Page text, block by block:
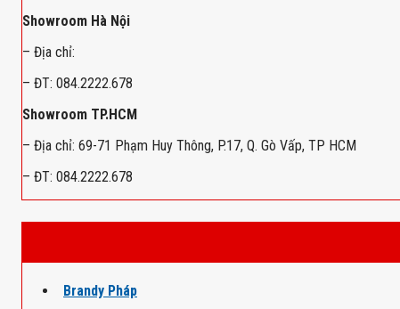
Showroom Hà Nội
– Địa chỉ:
– ĐT: 084.2222.678
Showroom TP.HCM
– Địa chỉ: 69-71 Phạm Huy Thông, P.17, Q. Gò Vấp, TP HCM
– ĐT: 084.2222.678
Brandy Pháp